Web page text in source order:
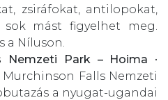
zsiráfokat, antilopokat,
mást figyelhet meg.
a Níluson.
Nemzeti Park – Hoima •
Falls Nemzeti
a nyugat-ugandai